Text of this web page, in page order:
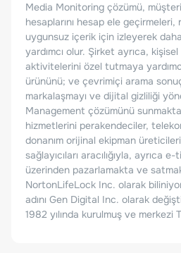
Media Monitoring çözümü,
hesaplarını hesap ele
uygunsuz içerik için izleyerek
yardımcı olur. Şirket ayrıca,
aktivitelerini özel tutmaya
ürününü; ve çevrimiçi arama
markalaşmayı ve dijital gizliliği
Management çözümünü
hizmetlerini perakendeciler,
donanım orijinal ekipman
sağlayıcıları aracılığıyla, ayrıca
üzerinden pazarlamakta ve
NortonLifeLock Inc. olarak
adını Gen Digital Inc. olarak
1982 yılında kurulmuş ve merkezi